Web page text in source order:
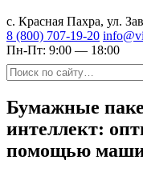
с. Красная Пахра, ул.
8 (800) 707-19-20
Пн-Пт: 9:00 — 18:00
Бумажные
интеллект:
помощью